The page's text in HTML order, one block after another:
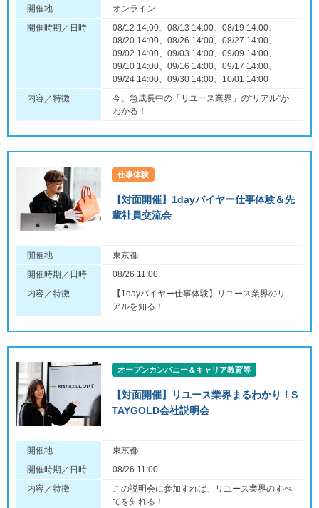
開催地
オンライン
開催時期／日時
08/12 14:00、08/13 14:00、08/19 14:00、
08/20 14:00、08/26 14:00、08/27 14:00、
09/02 14:00、09/03 14:00、09/09 14:00、
09/10 14:00、09/16 14:00、09/17 14:00、
09/24 14:00、09/30 14:00、10/01 14:00
内容／特徴
今、急成長中の「リユース業界」の“リアル”が
わかる！
仕事体験
【対面開催】1dayバイヤー仕事体験＆先
輩社員交流会
開催地
東京都
開催時期／日時
08/26 11:00
内容／特徴
【1dayバイヤー仕事体験】リユース業界のリ
アルを知る！
オープンカンパニー＆キャリア教育等
【対面開催】リユース業界まるわかり！S
TAYGOLD会社説明会
開催地
東京都
開催時期／日時
08/26 11:00
内容／特徴
この説明会に参加すれば、リユース業界のすべ
てを知れる！